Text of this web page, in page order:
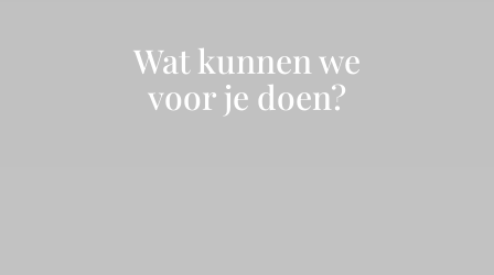
Wat kunnen we
voor je doen?